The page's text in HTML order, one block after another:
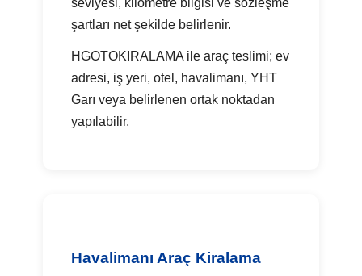
şartları net şekilde belirlenir.
HGOTOKIRALAMA ile araç teslimi; ev
adresi, iş yeri, otel, havalimanı, YHT
Garı veya belirlenen ortak noktadan
yapılabilir.
Havalimanı Araç Kiralama